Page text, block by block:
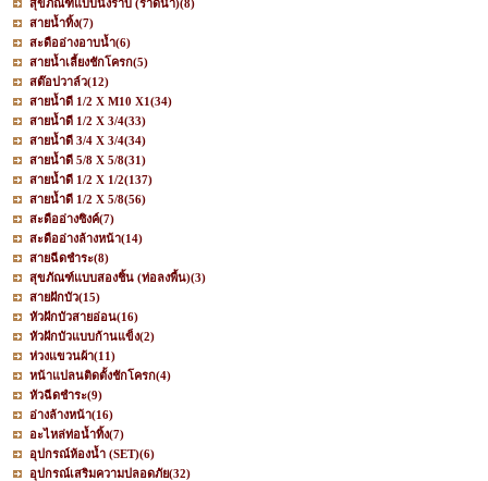
สุขภัณฑ์แบบนั่งราบ (ราดน้ำ)(8)
สายน้ำทิ้ง(7)
สะดืออ่างอาบน้ำ(6)
สายน้ำเลี้ยงชักโครก(5)
สต๊อปวาล์ว(12)
สายน้ำดี 1/2 X M10 X1(34)
สายน้ำดี 1/2 X 3/4(33)
สายน้ำดี 3/4 X 3/4(34)
สายน้ำดี 5/8 X 5/8(31)
สายน้ำดี 1/2 X 1/2(137)
สายน้ำดี 1/2 X 5/8(56)
สะดืออ่างซิงค์(7)
สะดืออ่างล้างหน้า(14)
สายฉีดชำระ(8)
สุขภัณฑ์แบบสองชิ้น (ท่อลงพื้น)(3)
สายฝักบัว(15)
หัวฝักบัวสายอ่อน(16)
หัวฝักบัวแบบก้านแข็ง(2)
ห่วงแขวนผ้า(11)
หน้าแปลนติดตั้งชักโครก(4)
หัวฉีดชำระ(9)
อ่างล้างหน้า(16)
อะไหล่ท่อน้ำทิ้ง(7)
อุปกรณ์ห้องน้ำ (SET)(6)
อุปกรณ์เสริมความปลอดภัย(32)